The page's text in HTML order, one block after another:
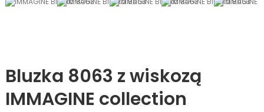
Bluzka 8063 z wiskozą
IMMAGINE collection